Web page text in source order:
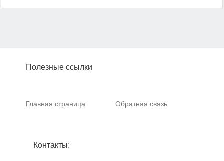
Полезные ссылки
Главная страница Обратная связь
Контакты: